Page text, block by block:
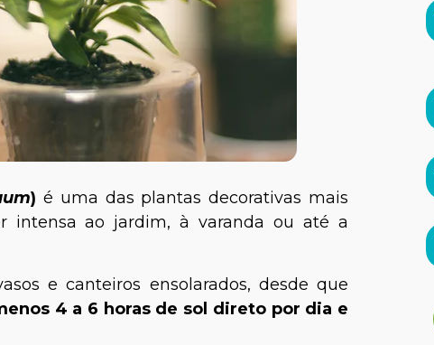
) é uma das plantas decorativas mais
intensa ao jardim, à varanda ou até a
e canteiros ensolarados, desde que
4 a 6 horas de sol direto por dia e